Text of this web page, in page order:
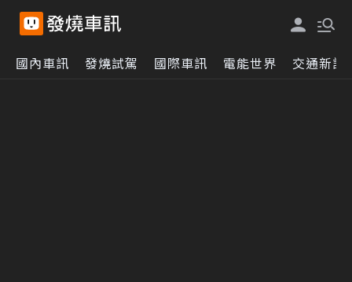
國內車訊 發燒試駕 國際車訊 電能世界 交通新訊